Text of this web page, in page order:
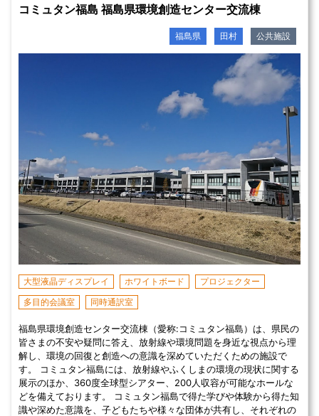
コミュタン福島 福島県環境創造センター交流棟
福島県 田村 公共施設
大型液晶ディスプレイ ホワイトボード
プロジェクター
多目的会議室
同時通訳室
福島県環境創造センター交流棟（愛称:コミュタン福島）は、県民の
皆さまの不安や疑問に答え、放射線や環境問題を身近な視点から理
解し、環境の回復と創造への意識を深めていただくための施設で
す。 コミュタン福島には、放射線やふくしまの環境の現状に関する
展示のほか、360度全球型シアター、200人収容が可能なホールな
どを備えております。 コミュタン福島で得た学びや体験から得た知
識や深めた意識を、子どもたちや様々な団体が共有し、それぞれの